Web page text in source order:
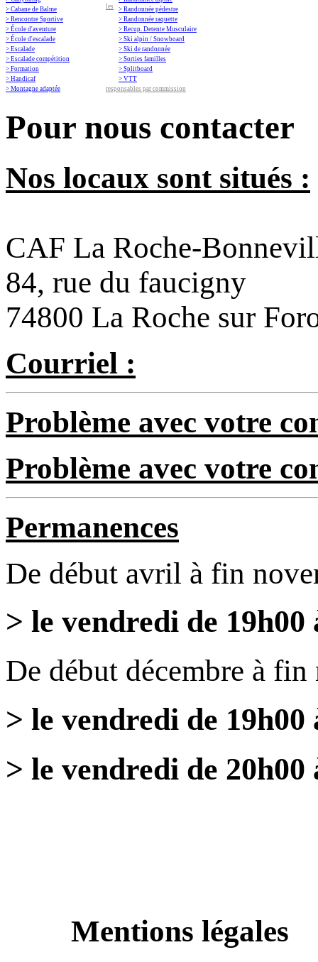
> Cabane de Balme
> Rencontre Sportive
> École d'aventure
> École d'escalade
> Escalade
> Escalade compétition
> Formation
> Handicaf
> Montagne adaptée
> Randonnée pédestre
> Randonnée raquette
> Recup. Detente Musculaire
> Ski alpin / Snowboard
> Ski de randonnée
> Sorties familles
> Splitboard
> VTT
les
responsables par commission
Pour nous contacter
Nos locaux sont situés :
CAF La Roche-
84, rue du faucigny
74800 La Roche sur
Courriel :
Problème avec votre
Problème avec votre
Permanences
De début avril à fin
> le vendredi de 19h00
De début décembre à fin
> le vendredi de
> le vendredi de
Mentions légales